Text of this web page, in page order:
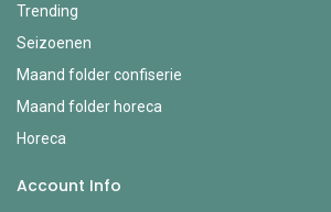
Trending
Seizoenen
Maand folder confiserie
Maand folder horeca
Horeca
Account Info